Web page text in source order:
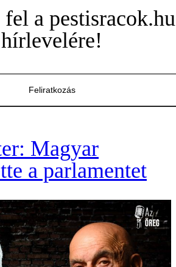
a pestisracok.hu
hírlevelére!
Feliratkozás
Magyar
a parlamentet